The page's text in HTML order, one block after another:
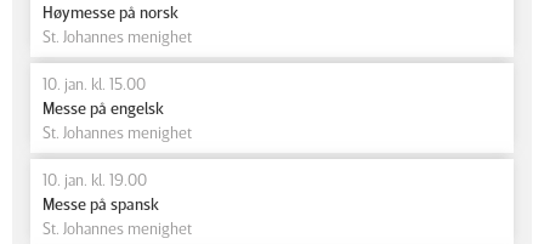
Høymesse på norsk
St. Johannes menighet
10. jan. kl. 15.00
Messe på engelsk
St. Johannes menighet
10. jan. kl. 19.00
Messe på spansk
St. Johannes menighet